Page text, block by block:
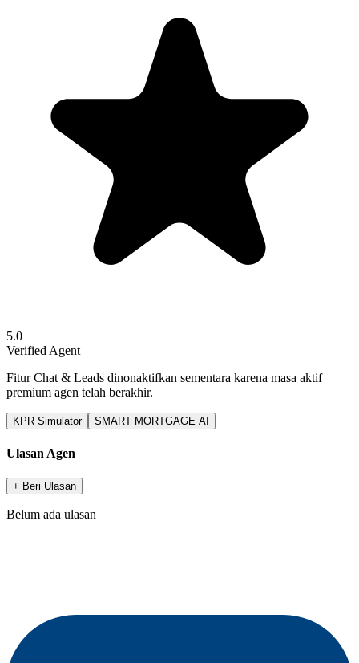
5.0
Verified Agent
Fitur Chat & Leads dinonaktifkan sementara karena masa aktif
premium agen telah berakhir.
KPR Simulator SMART MORTGAGE AI
Ulasan Agen
+ Beri Ulasan
Belum ada ulasan